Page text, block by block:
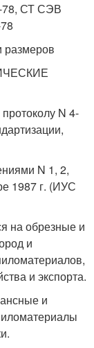
78, СТ СЭВ
N 4-
N 1, 2,
1987 г. (ИУС
на обрезные и
и
и экспорта.
и